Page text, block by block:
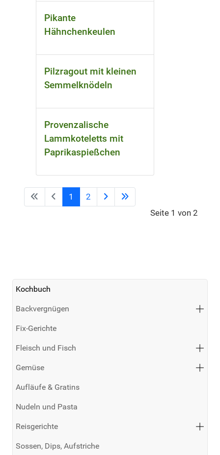
Pikante
Hähnchenkeulen
Pilzragout mit kleinen
Semmelknödeln
Provenzalische
Lammkoteletts mit
Paprikaspießchen
Seite 1 von 2
1 2
Kochbuch
Backvergnügen
Fix-Gerichte
Fleisch und Fisch
Gemüse
Aufläufe & Gratins
Nudeln und Pasta
Reisgerichte
Sossen, Dips, Aufstriche